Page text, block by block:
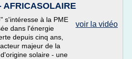
voir la vidéo
s'intéresse à la PME
dans l'énergie
depuis cinq ans,
majeur de la
solaire - une